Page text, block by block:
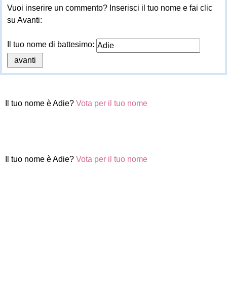
Vuoi inserire un commento? Inserisci il tuo nome e fai clic
su Avanti:
Il tuo nome di battesimo:
Il tuo nome è Adie? Vota per il tuo nome
Il tuo nome è Adie? Vota per il tuo nome